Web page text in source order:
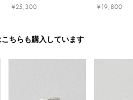
¥25,300
¥19,800
ちらも購入しています